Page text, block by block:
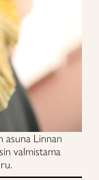
asuna Linnan
valmistama